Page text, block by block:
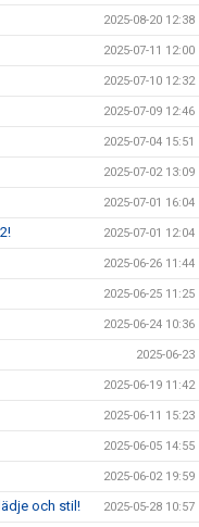
2025-08-20 12:38
2025-07-11 12:00
2025-07-10 12:32
2025-07-09 12:46
2025-07-04 15:51
2025-07-02 13:09
2025-07-01 16:04
2025-07-01 12:04
2025-06-26 11:44
2025-06-25 11:25
2025-06-24 10:36
2025-06-23
2025-06-19 11:42
2025-06-11 15:23
2025-06-05 14:55
2025-06-02 19:59
och stil! 2025-05-28 10:57